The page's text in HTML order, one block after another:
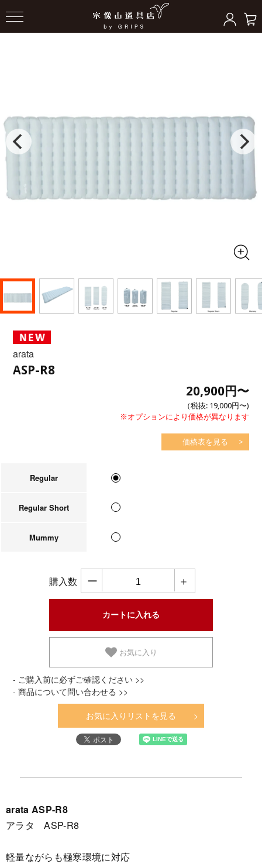
arata
ASP-R8
20,900円 〜
（税抜: 19,000円〜)
※オプションにより価格が異なります
価格表を見る
Regular
Regular Short
Mummy
購入数 ー ＋
お気に入り
- ご購入前に必ずご確認ください >>
- 商品について問い合わせる >>
お気に入りリストを見る
arata ASP-R8
アラタ ASP-R8
軽量ながらも極寒環境に対応